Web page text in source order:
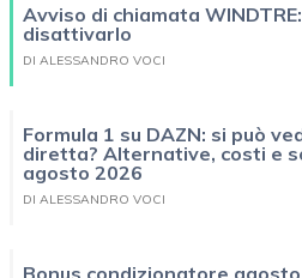
Avviso di chiamata
disattivarlo
DI ALESSANDRO VOCI
Formula 1 su DAZN: si può
diretta? Alternative, costi e
agosto 2026
DI ALESSANDRO VOCI
Bonus condizionatore